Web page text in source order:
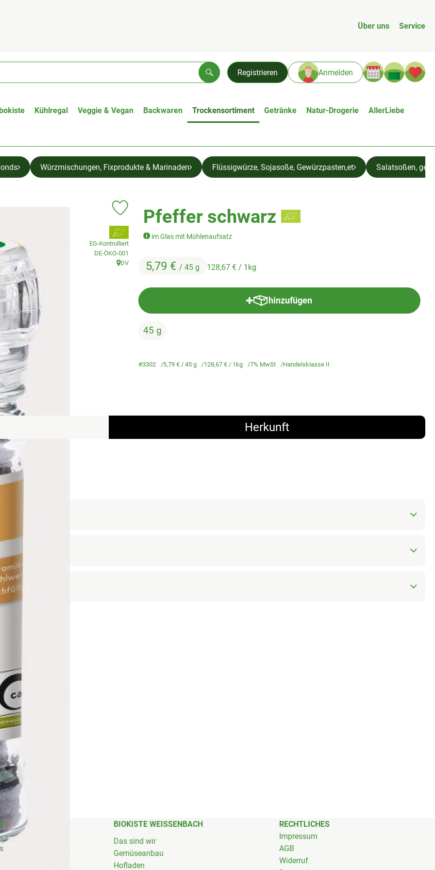
Über uns Service
Registrieren Anmelden
Suchen
Kühlregal Veggie & Vegan Backwaren Trockensortiment Getränke Natur-Drogerie AllerLiebe
Würzmischungen, Fixprodukte & Marinaden Flüssigwürze, Sojasoße, Gewürzpasten,et Salatsoßen,
Pfeffer schwarz
im Glas mit Mühlenaufsatz
5,79 € / 45 g 128,67 € / 1kg
Produkt zu Favouriten hinzufügen
, Verband:
EG-Kontrolliert
, Kontrollstelle:
DE-ÖKO-001
, Herkunft:
DV
hinzufügen
Produkt zum Warenkorb hinzufügen
45 g
#3302 5,79 € / 45 g 128,67 € / 1kg 7% MwSt Handelsklasse II
Herkunft
BIOKISTE WEISSENBACH
Das sind wir
Gemüseanbau
Hofladen
RECHTLICHES
Impressum
AGB
Widerruf